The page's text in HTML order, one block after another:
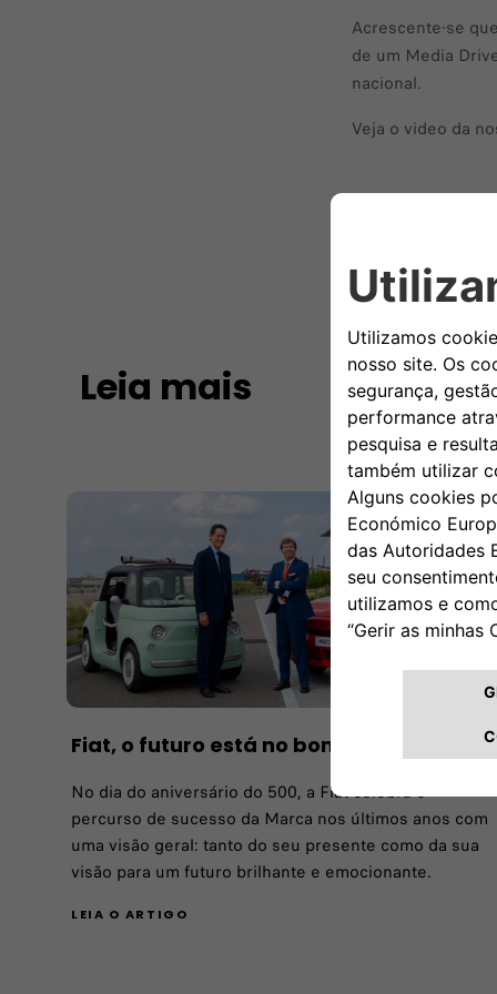
Acrescente-se
de um Media
nacional.
Veja o video da
Leia mais
Fiat, o futuro está no bom caminho
No dia do aniversário do 500, a Fiat celebra o
percurso de sucesso da Marca nos últimos anos com
uma visão geral: tanto do seu presente como da sua
visão para um futuro brilhante e emocionante.
LEIA O ARTIGO